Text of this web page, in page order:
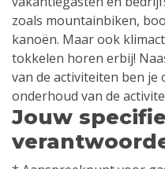
zoals mountainbiken,
kanoën. Maar ook
tokkelen horen erbij!
van de activiteiten ben
onderhoud van de
Jouw